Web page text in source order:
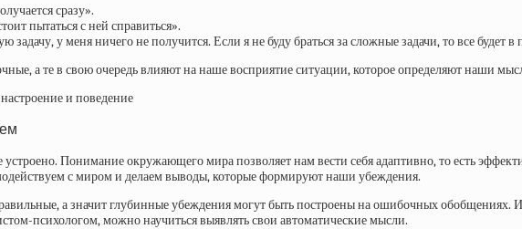
сразу».
пытаться с ней справиться».
у меня ничего не получится. Если я не буду браться за сложные задачи, то все будет в
а те в свою очередь влияют на наше восприятие ситуации, которое определяют наши
Понимание окружающего мира позволяет нам вести себя адаптивно, то есть
с миром и делаем выводы, которые формируют наши убеждения.
а значит глубинные убеждения могут быть построены на ошибочных обобщениях.
психологом, можно научиться выявлять свои автоматические мысли.